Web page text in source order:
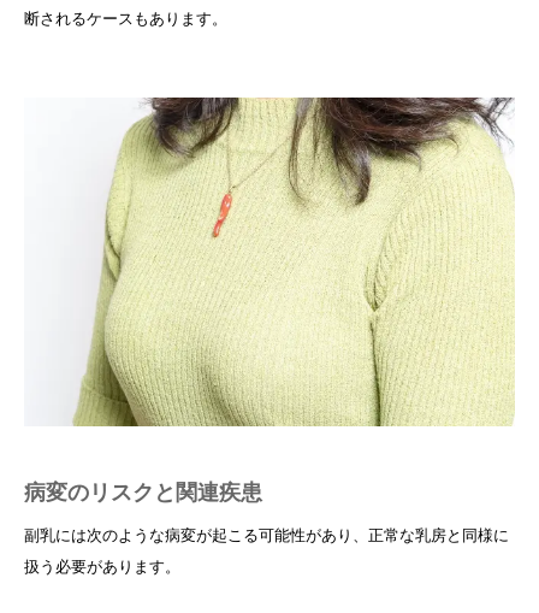
断されるケースもあります。
病変のリスクと関連疾患
副乳には次のような病変が起こる可能性があり、正常な乳房と同様に
扱う必要があります。